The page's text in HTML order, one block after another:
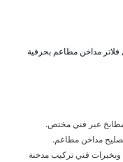
مداخن مطاعم بحرفية
عبر فني مختص.
مداخن مطاعم.
وبخبرات فني تركيب مدخنة